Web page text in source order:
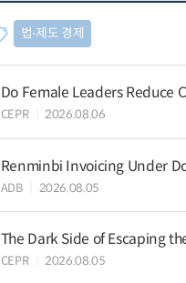
법∙제도 경제
Do Female Leaders Reduce
CEPR 2026.08.06
Renminbi Invoicing Under
ADB 2026.08.05
The Dark Side of Escaping
CEPR 2026.08.05